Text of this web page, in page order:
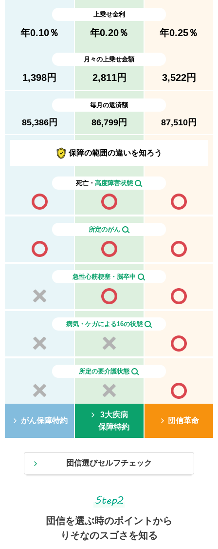
上乗せ金利
年0.10％ 年0.20％ 年0.25％
月々の上乗せ金額
1,398円 2,811円 3,522円
毎月の返済額
85,386円 86,799 円 87,510 円
保障の範囲の違いを知ろう
死亡・ 高度障害状態
所定のがん
急性心筋梗塞・脳卒中
病気・ケガによる16の状態
所定の要介護状態
がん保障特約
3大疾病
保障特約
団信革命
団信選びセルフチェック
団信を選ぶ時のポイントから
りそなのスゴさを知る